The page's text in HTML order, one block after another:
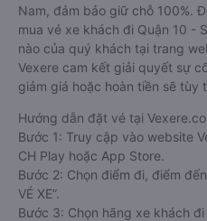
Nam, đảm bảo giữ chỗ 100%.
mua vé xe khách đi Quận 10 -
nào của quý khách tại trang
Vexere cam kết giải quyết sự
giảm giá hoặc hoàn tiền sẽ
Hướng dẫn đặt vé tại
Bước 1: Truy cập vào website
CH Play hoặc App Store.
Bước 2: Chọn điểm đi, điểm
VÉ XE”.
Bước 3: Chọn hãng xe khách